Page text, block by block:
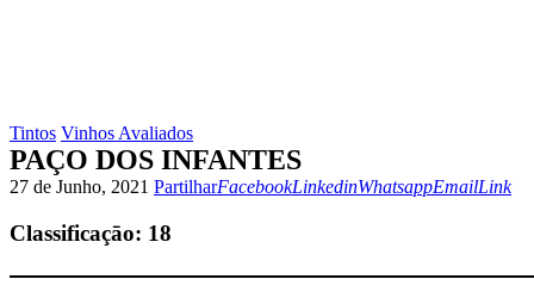
Tintos Vinhos Avaliados
PAÇO DOS INFANTES
27 de Junho, 2021 PartilharFacebook
FacebookLinkedin
LinkedinWhatsapp
WhatsappEmail
EmailCopy
Link
Classificaçāo: 18